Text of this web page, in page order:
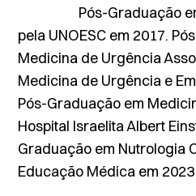
Pós-Graduação
pela UNOESC em 2017.
Medicina de Urgência
Medicina de Urgência e
Pós-Graduação em
Hospital Israelita Albert
Graduação em Nutrologia
Educação Médica em